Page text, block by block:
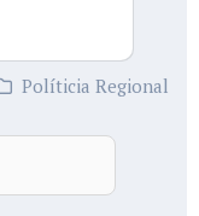
Políticia Regional